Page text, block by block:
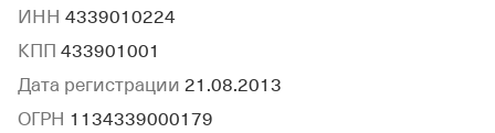
ИНН 4339010224
КПП 433901001
Дата регистрации 21.08.2013
ОГРН 1134339000179